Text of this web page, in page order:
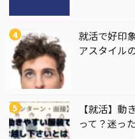
就活で好印
アスタイル
【就活】動
って？迷っ